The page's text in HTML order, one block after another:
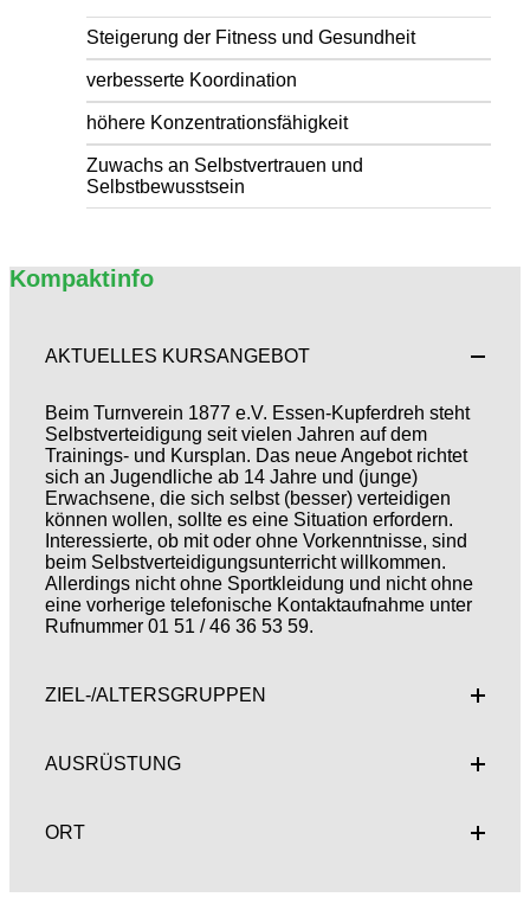
Steigerung der Fitness und Gesundheit
verbesserte Koordination
höhere Konzentrationsfähigkeit
Zuwachs an Selbstvertrauen und
Selbstbewusstsein
Kompaktinfo
AKTUELLES KURSANGEBOT
Beim Turnverein 1877 e.V. Essen-Kupferdreh steht
Selbstverteidigung seit vielen Jahren auf dem
Trainings- und Kursplan. Das neue Angebot richtet
sich an Jugendliche ab 14 Jahre und (junge)
Erwachsene, die sich selbst (besser) verteidigen
können wollen, sollte es eine Situation erfordern.
Interessierte, ob mit oder ohne Vorkenntnisse, sind
beim Selbstverteidigungsunterricht willkommen.
Allerdings nicht ohne Sportkleidung und nicht ohne
eine vorherige telefonische Kontaktaufnahme unter
Rufnummer 01 51 / 46 36 53 59.
ZIEL-/ALTERSGRUPPEN
AUSRÜSTUNG
ORT